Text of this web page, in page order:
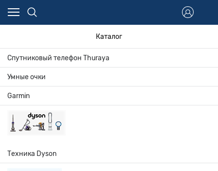
Каталог
Спутниковый телефон Thuraya
Умные очки
Garmin
Техника Dyson